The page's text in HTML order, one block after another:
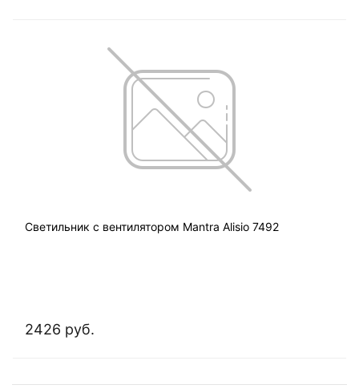
Светильник с вентилятором Mantra Alisio 7492
2426 руб.